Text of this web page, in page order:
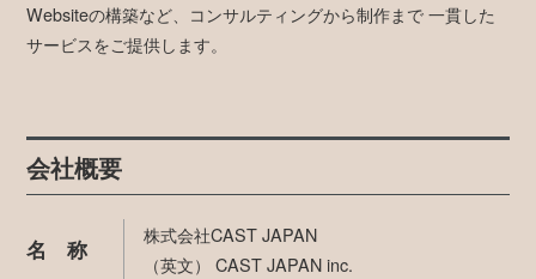
Websiteの構築など、コンサルティングから制作まで 一貫した
サービスをご提供します。
会社概要
名 称
株式会社CAST JAPAN
（英文） CAST JAPAN inc.